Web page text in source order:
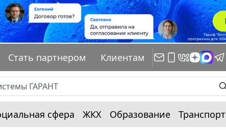
Стать партнером Клиентам
сфера ЖКХ Образование Транспорт